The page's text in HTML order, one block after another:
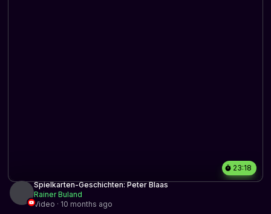
23:18
Spielkarten-Geschichten: Peter Blaas
Rainer Buland
Video · 10 months ago